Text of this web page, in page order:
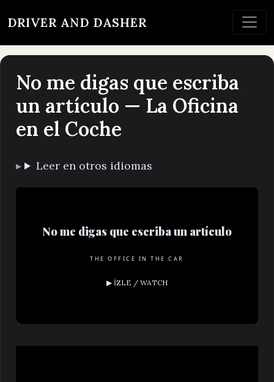
DRIVER AND DASHER
No me digas que escriba
un artículo — La Oficina
en el Coche
Leer en otros idiomas
No me digas que escriba un artículo
THE OFFICE IN THE CAR
▶ İZLE / WATCH